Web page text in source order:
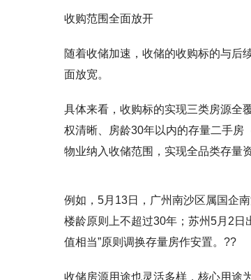
收购范围全面放开
随着收储加速，收储的收购标的与后
面放宽。
具体来看，收购标的实现三类房源全
权清晰、房龄30年以内的存量二手房
物业纳入收储范围，实现全品类存量
例如，5月13日，广州南沙区属国企
楼龄原则上不超过30年；苏州5月2日
值相当”原则调换存量房作安置。??
收储房源用途也灵活多样，核心用途